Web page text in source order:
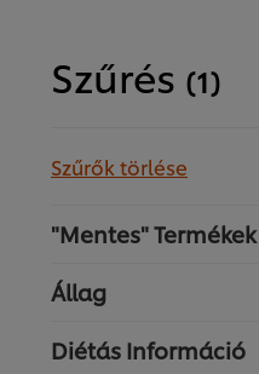
Szűrés (1)
Szűrők törlése
"Mentes" Termékek
Állag
Diétás Információ